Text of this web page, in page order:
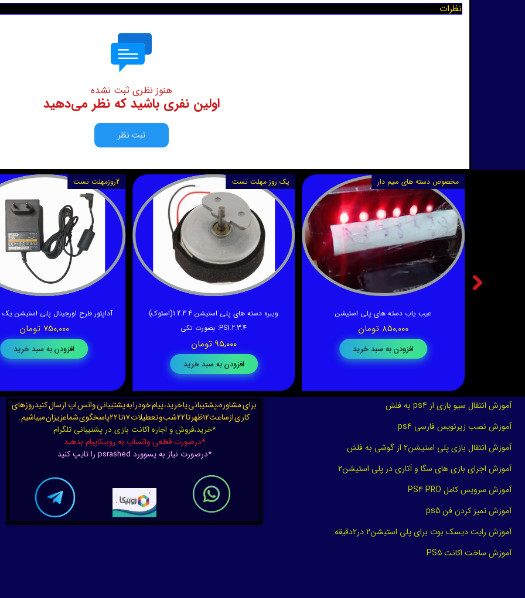
نظرات
هنوز نظری ثبت نشده
اولین نفری باشید که نظر می‌دهید
ثبت نظر
آداپتور طرح اورجینال پلی استیشن
۷۵۰,۰۰۰ تومان
افزودن به سبد خرید
2روزمهلت تست
ویبره دسته های پلی استیشن 1.2.3.4(استوک)
PS1.2.3.4
: بصورت تکی
۹۵,۰۰۰ تومان
افزودن به سبد خرید
یک روز مهلت تست
عیب یاب دسته های پلی استیشن
۸۵۰,۰۰۰ تومان
افزودن به سبد خرید
مخصوص دسته های سیم دار
آموزش انتقال سیو بازی از ps4 به فلش
آموزش نصب زیرنویس فارسی ps4
آموزش انتقال بازی پلی استیشن2 از گوشی به فلش
آموزش اجرای بازی های سگا و آتاری در پلی استیشن2
آموزش سرویس کامل PS4 PRO
آموزش تمیز کردن فن ps5
آموزش رایت دیسک بوت برای پلی استیشن2 در2دقیقه
آموزش ساخت اکانت PS5
برای مشاوره،پشتیبانی یا خرید، پیام خودرا به پشتیبانی واتس اپ ارسال کنیدروزهای
کاری ازساعت12ظهر تا 22شب و تعطیلات 17تا 22پاسخگوی شماعزیزان میباشیم.
*خرید،فروش و اجاره اکانت بازی در پشتیبانی تلگرام
*درصورت قطعی واتساپ به روبیکاپیام بدهید
*درصورت نیاز به پسوورد psrashed را تایپ کنید